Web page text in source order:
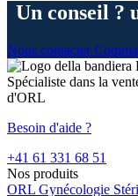
Un conseil ?
Nous contacter
Spécialiste dans la
d'ORL
Besoin d'aide ?
+41 61 331 68 51
Nos produits
ORL Gynécologie